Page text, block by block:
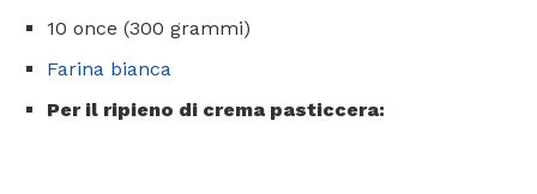
10 once (300 grammi)
Farina bianca
Per il ripieno di crema pasticcera: